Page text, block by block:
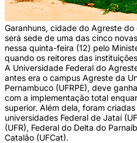
Garanhuns, cidade do Agreste
será sede de uma das cinco
nessa quinta-feira (12) pelo
quando os reitores das
A Universidade Federal do
antes era o campus Agreste da
Pernambuco (UFRPE), deve
com a implementação total
superior. Além dela, foram
universidades Federal de Jataí
(UFR), Federal do Delta do
Catalão (UFCat).